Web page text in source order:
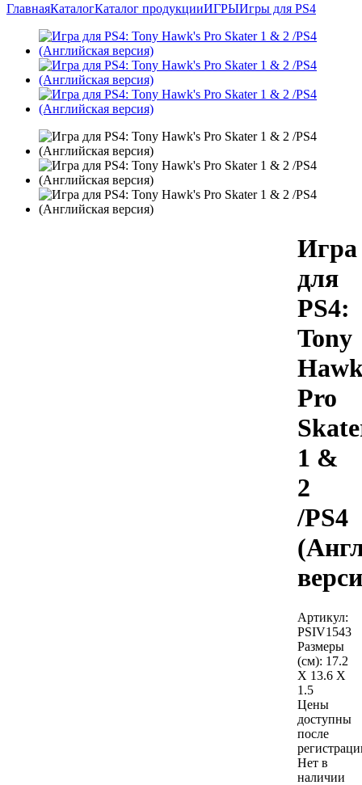
ГлавнаяКаталогКаталог продукцииИГРЫИгры для PS4
Игра
для
PS4:
Tony
Pro
1 &
2
/PS4
Артикул:
PSIV1543
Размеры
(см): 17.2
X 13.6 X
1.5
Цены
доступны
после
Нет в
наличии